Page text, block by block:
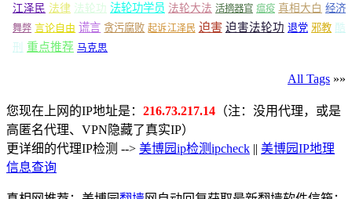
江泽民 法律 法轮功 法轮功学员 法轮大法 活摘器官 瘟疫 真相大白 经济
舞弊 言论自由 谎言 贪污腐败 起诉江泽民 迫害 迫害法轮功 退党 邪教 酷
刑
重点推荐 马克思
All Tags »»
您现在上网的IP地址是： 216.73.217.14 （注：没用代理，或是
高匿名代理、VPN隐藏了真实IP）
更详细的代理IP检测 --> 美博园ip检测ipcheck || 美博园IP地理
信息查询